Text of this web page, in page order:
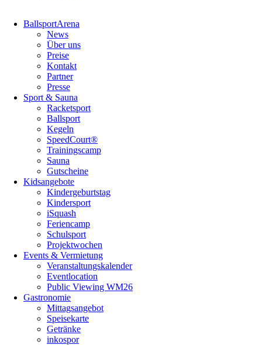
überspringenBallsportArena
News
Über uns
Preise
Kontakt
Partner
Presse
Sport & Sauna
Racketsport
Ballsport
Kegeln
SpeedCourt®
Trainingscamp
Sauna
Gutscheine
Kidsangebote
Kindergeburtstag
Kindersport
iSquash
Feriencamp
Schulsport
Projektwochen
Events & Vermietung
Veranstaltungskalender
Eventlocation
Public Viewing WM26
Gastronomie
Mittagsangebot
Speisekarte
Getränke
inkospor